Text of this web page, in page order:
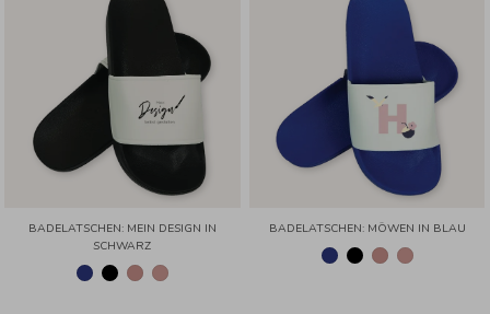
BADELATSCHEN: MEIN DESIGN IN
SCHWARZ
BADELATSCHEN: MÖWEN IN BLAU